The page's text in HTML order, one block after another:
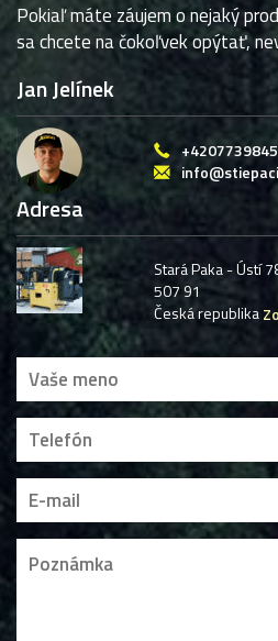
Pokiaľ máte záujem o nejaký
sa chcete na čokoľvek opýtať,
Jan Jelínek
Adresa
Stará Paka - Ústí
507 91
Česká republika